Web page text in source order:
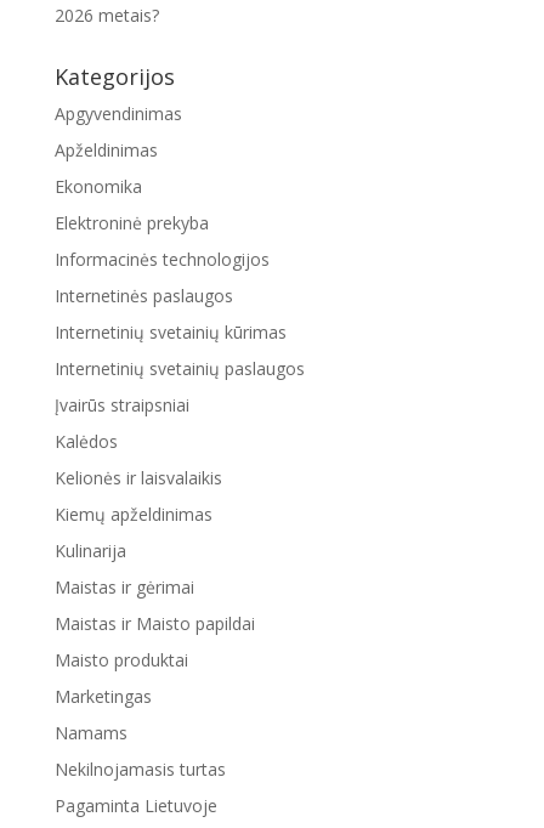
2026 metais?
Kategorijos
Apgyvendinimas
Apželdinimas
Ekonomika
Elektroninė prekyba
Informacinės technologijos
Internetinės paslaugos
Internetinių svetainių kūrimas
Internetinių svetainių paslaugos
Įvairūs straipsniai
Kalėdos
Kelionės ir laisvalaikis
Kiemų apželdinimas
Kulinarija
Maistas ir gėrimai
Maistas ir Maisto papildai
Maisto produktai
Marketingas
Namams
Nekilnojamasis turtas
Pagaminta Lietuvoje